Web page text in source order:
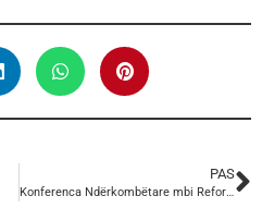
PAS
Konferenca Ndërkombëtare mbi Reformën e Pensioneve në Shqipëri